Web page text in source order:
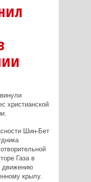
христианской
Шин-Бет
Газа в
движению
крылу.